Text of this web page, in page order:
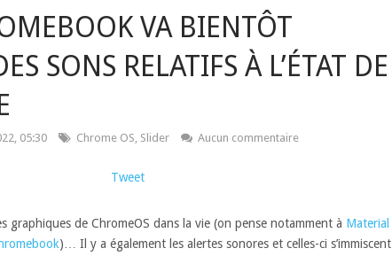
VA BIENTÔT
SONS RELATIFS À L’ÉTAT DE
05:30 Chrome OS, Slider Aucun commentaire
Tweet
graphiques de ChromeOS dans la vie (on pense notamment à Material
)… Il y a également les alertes sonores et celles-ci s’immiscent